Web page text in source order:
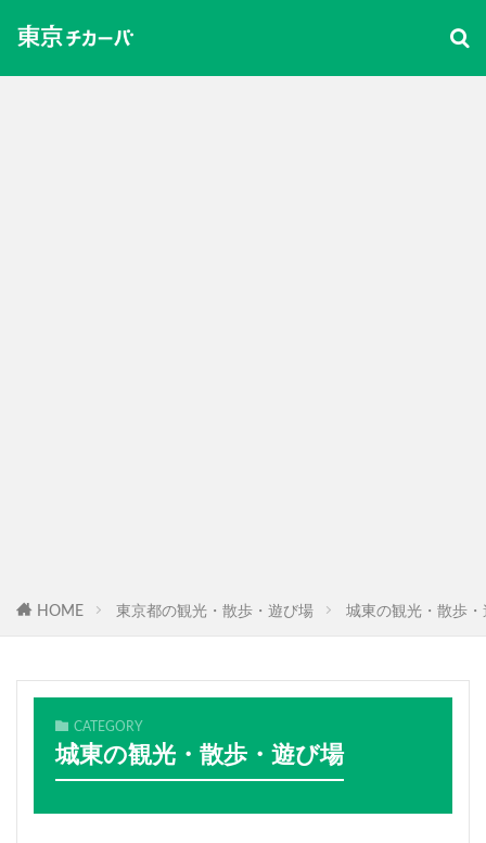
HOME 東京都の観光・散歩・遊び場 城東の観光・散歩
CATEGORY
城東の観光・散歩・遊び場